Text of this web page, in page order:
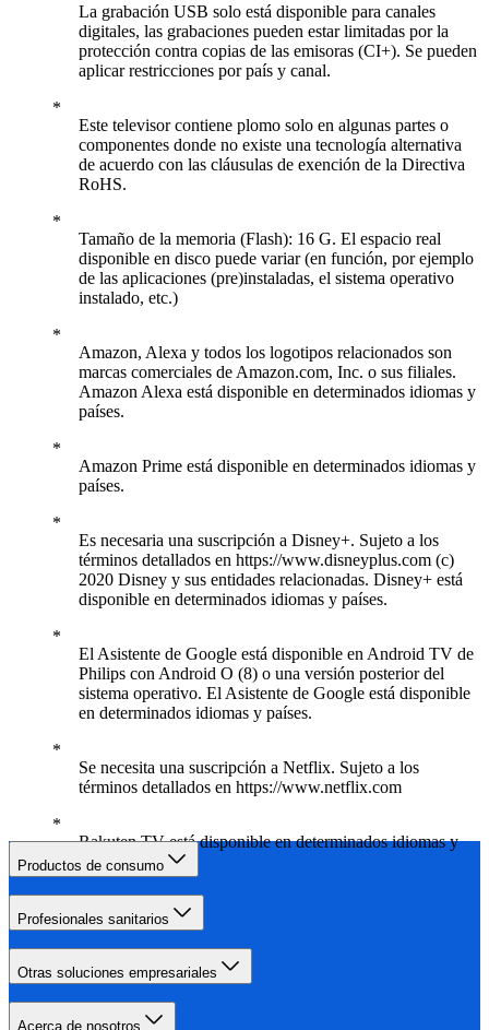
La grabación USB solo está disponible para canales
digitales, las grabaciones pueden estar limitadas por la
protección contra copias de las emisoras (CI+). Se pueden
aplicar restricciones por país y canal.
Este televisor contiene plomo solo en algunas partes o
componentes donde no existe una tecnología alternativa
de acuerdo con las cláusulas de exención de la Directiva
RoHS.
Tamaño de la memoria (Flash): 16 G. El espacio real
disponible en disco puede variar (en función, por ejemplo
de las aplicaciones (pre)instaladas, el sistema operativo
instalado, etc.)
Amazon, Alexa y todos los logotipos relacionados son
marcas comerciales de Amazon.com, Inc. o sus filiales.
Amazon Alexa está disponible en determinados idiomas y
países.
Amazon Prime está disponible en determinados idiomas y
países.
Es necesaria una suscripción a Disney+. Sujeto a los
términos detallados en https://www.disneyplus.com (c)
2020 Disney y sus entidades relacionadas. Disney+ está
disponible en determinados idiomas y países.
El Asistente de Google está disponible en Android TV de
Philips con Android O (8) o una versión posterior del
sistema operativo. El Asistente de Google está disponible
en determinados idiomas y países.
Se necesita una suscripción a Netflix. Sujeto a los
términos detallados en https://www.netflix.com
Rakuten TV está disponible en determinados idiomas y
países.
Productos de consumo
Profesionales sanitarios
Otras soluciones empresariales
Acerca de nosotros